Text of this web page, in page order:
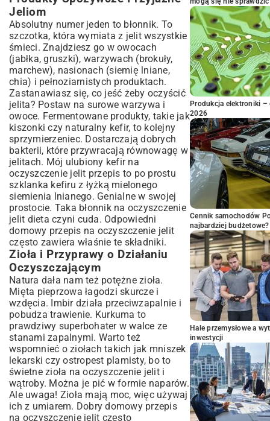
Jeliom
Absolutny numer jeden to błonnik. To
szczotka, która wymiata z jelit wszystkie
śmieci. Znajdziesz go w owocach
(jabłka, gruszki), warzywach (brokuły,
marchew), nasionach (siemię lniane,
chia) i pełnoziarnistych produktach.
Zastanawiasz się, co jeść żeby oczyścić
jelita? Postaw na surowe warzywa i
owoce. Fermentowane produkty, takie jak
kiszonki czy naturalny kefir, to kolejny
sprzymierzeniec. Dostarczają dobrych
bakterii, które przywracają równowagę w
jelitach. Mój ulubiony kefir na
oczyszczenie jelit przepis to po prostu
szklanka kefiru z łyżką mielonego
siemienia lnianego. Genialne w swojej
prostocie. Taka błonnik na oczyszczenie
jelit dieta czyni cuda. Odpowiedni
domowy przepis na oczyszczenie jelit
często zawiera właśnie te składniki.
Zioła i Przyprawy o Działaniu
Oczyszczającym
Natura dała nam też potężne zioła.
Mięta pieprzowa łagodzi skurcze i
wzdęcia. Imbir działa przeciwzapalnie i
pobudza trawienie. Kurkuma to
prawdziwy superbohater w walce ze
stanami zapalnymi. Warto też
wspomnieć o ziołach takich jak mniszek
lekarski czy ostropest plamisty, bo to
świetne zioła na oczyszczenie jelit i
wątroby. Można je pić w formie naparów.
Ale uwaga! Zioła mają moc, więc używaj
ich z umiarem. Dobry domowy przepis
na oczyszczenie jelit często
Produkcja elektroniki –
2026
Cennik samochodów
najbardziej budżetowe?
Hale przemysłowe a
inwestycji